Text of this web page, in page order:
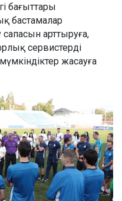
бағыттары
бастамалар
сапасын арттыруға,
сервистерді
жасауға